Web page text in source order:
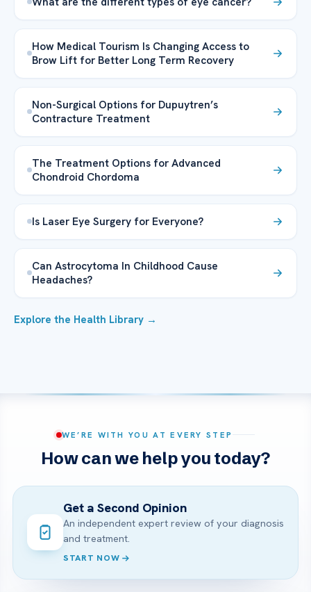
How Medical Tourism Is Changing Access to
Brow Lift for Better Long Term Recovery
Non-Surgical Options for Dupuytren’s
Contracture Treatment
The Treatment Options for Advanced
Chondroid Chordoma
Is Laser Eye Surgery for Everyone?
Can Astrocytoma In Childhood Cause
Headaches?
Explore the Health Library →
WE’RE WITH YOU AT EVERY STEP
How can we help you today?
Get a Second Opinion
An independent expert review of your diagnosis
and treatment.
START NOW